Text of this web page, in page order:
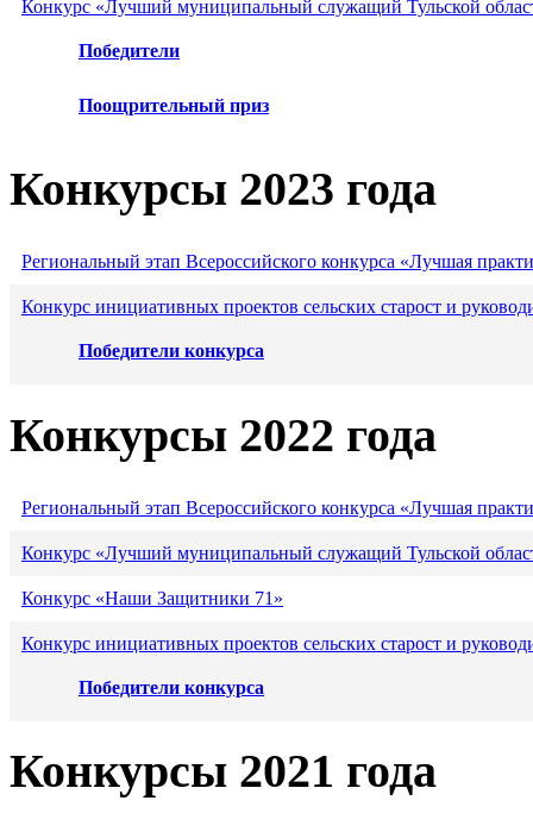
Конкурс «Лучший муниципальный служащий Тульской
Победители
Поощрительный приз
Конкурсы 2023 года
Региональный этап Всероссийского конкурса «Лучшая
Конкурс инициативных проектов сельских старост и
Победители конкурса
Конкурсы 2022 года
Региональный этап Всероссийского конкурса «Лучшая
Конкурс «Лучший муниципальный служащий Тульской
Конкурс «Наши Защитники 71»
Конкурс инициативных проектов сельских старост и
Победители конкурса
Конкурсы 2021 года